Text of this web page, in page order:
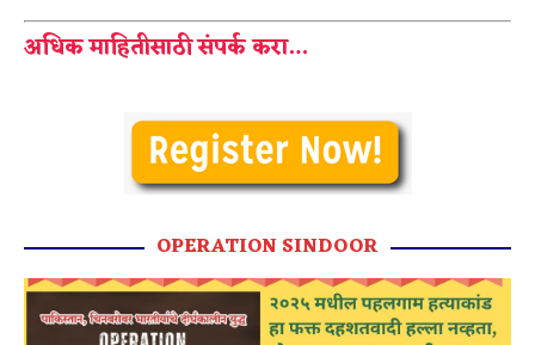
अधिक माहितीसाठी संपर्क करा…
OPERATION SINDOOR